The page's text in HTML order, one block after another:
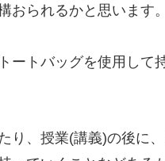
おられるかと思います。
ートバッグを使用して
り、授業(講義)の後に